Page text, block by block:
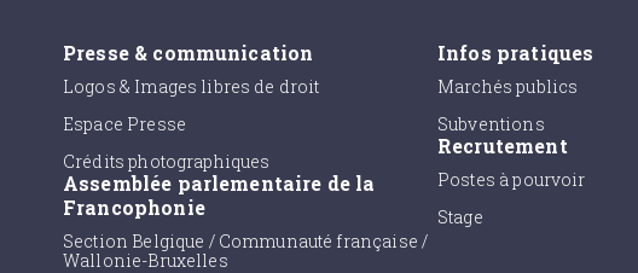
Presse & communication
Logos & Images libres de droit
Espace Presse
Crédits photographiques
Assemblée parlementaire de la
Francophonie
Section Belgique / Communauté française /
Wallonie-Bruxelles
Infos pratiques
Marchés publics
Subventions
Recrutement
Postes à pourvoir
Stage